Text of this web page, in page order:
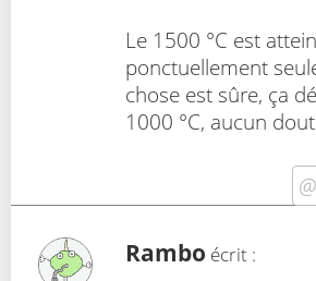
Le 1500 °C est
ponctuellement
chose est sûre, ça
1000 °C, aucun
Rambo écrit :